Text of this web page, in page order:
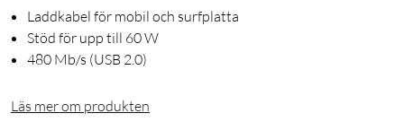
Laddkabel för mobil och surfplatta
Stöd för upp till 60 W
480 Mb/s (USB 2.0)
Läs mer om produkten